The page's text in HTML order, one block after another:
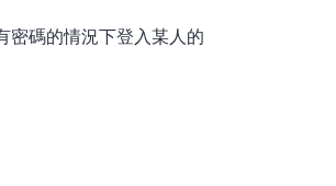
密碼的情況下登入某人的